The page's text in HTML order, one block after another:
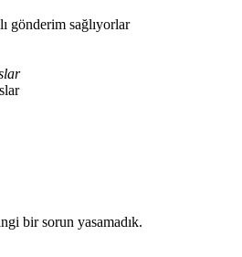
gönderim sağlıyorlar
bir sorun yasamadık.